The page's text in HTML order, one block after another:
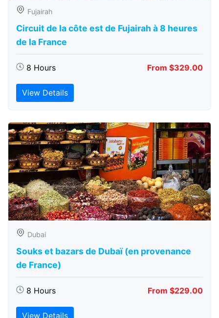
Fujairah
Circuit de la côte est de Fujairah à 8 heures
de la France
8 Hours From $329.00
View Details
Dubai
Souks et bazars de Dubaï (en provenance
de France)
8 Hours From $229.00
View Details